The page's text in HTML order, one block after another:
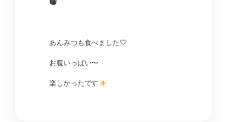
あんみつも食べました♡
お腹いっぱい〜
楽しかったです